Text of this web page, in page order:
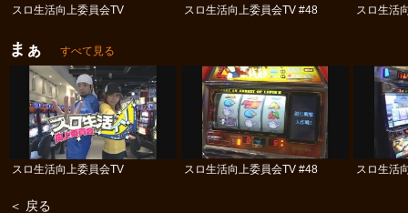
スロ生活向上委員会TV スロ生活向上委員会TV #48 スロ生活
まぁ すべて見る
スロ生活向上委員会TV スロ生活向上委員会TV #48 スロ生活
＜ 戻る